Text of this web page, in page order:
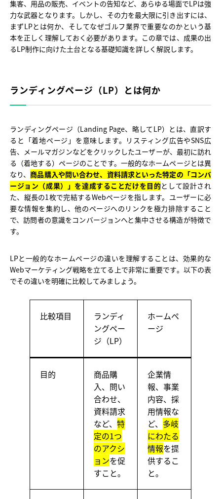
集客、用品の販売、イベントの告知など、あらゆる場面でLPは強
力な武器となります。しかし、その力を最大限に引き出すには、
まずLPとは何か、そしてなぜゴルフ業界で重要なのかという基
本を正しく理解しておく必要があります。この章では、成果の出
るLP制作に向けた土台となる基礎知識を詳しく解説します。
ランディングページ（LP）とは何か
ランディングページ（Landing Page、略してLP）とは、直訳す
ると「着地ページ」を意味します。リスティング広告やSNS広
告、メールマガジンなどをクリックしたユーザーが、最初に訪れ
る（着地する）ページのことです。一般的なホームページとは異
なり、商品購入や問い合わせ、資料請求といった特定の「コンバ
ージョン（成果）」を達成することだけを目的として設計され
た、縦長の1枚で完結するWebページを指します。ユーザーに必
要な情報を集約し、他のページへのリンクを極力排除すること
で、訪問者の意識をコンバージョンへと集中させる構造が特徴で
す。
LPと一般的なホームページの違いを理解することは、効果的な
Webマーケティング戦略を立てる上で非常に重要です。以下の表
でその違いを明確に比較してみましょう。
比較項目
ランディ
ングペー
ジ（LP）
ホームペ
ージ
目的
商品購
入、問い
合わせ、
資料請求
など、 特
定の1つ
のアクシ
ョンを促
すこと。
企業情
報、事業
内容、採
用情報な
ど、 多岐
にわたる
情報を提
供するこ
と。